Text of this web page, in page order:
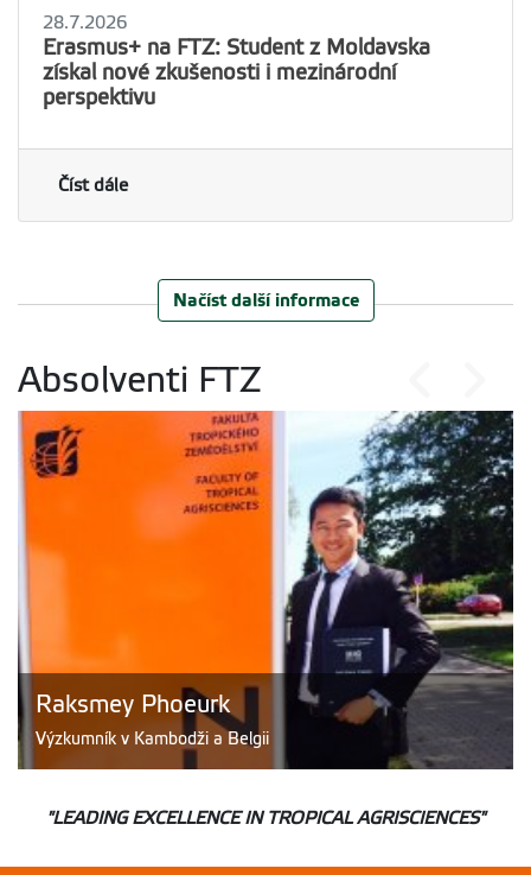
28.7.2026
Erasmus+ na FTZ: Student z Moldavska
získal nové zkušenosti i mezinárodní
perspektivu
Číst dále
Načíst další informace
Absolventi FTZ
Raksmey Phoeurk
Výzkumník v Kambodži a Belgii
"LEADING EXCELLENCE IN TROPICAL AGRISCIENCES"